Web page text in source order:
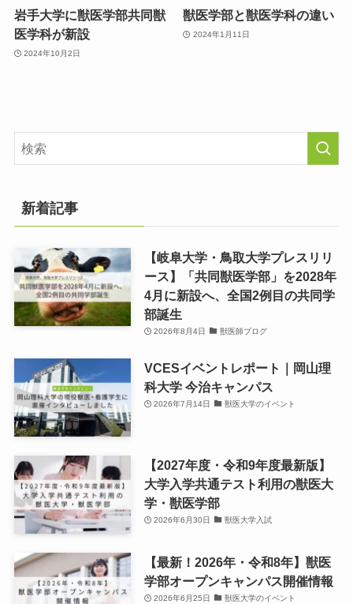
岩手大学に獣医学部共同獣
医学科が新設
2024年10月2日
獣医学部と獣医学科の違い
2024年1月11日
新着記事
【岐阜大学・鳥取大学プレスリリ
ース】「共同獣医学部」を2028年
4月に新設へ、全国2例目の共同学
部誕生
2026年8月4日 獣医師ブログ
VCESイベントレポート｜岡山理
科大学 今治キャンパス
2026年7月14日 獣医大学のイベント
【2027年度・令和9年度最新版】
大学入学共通テスト利用の獣医大
学・獣医学部
2026年6月30日 獣医大学入試
【最新！2026年・令和8年】獣医
学部オープンキャンパス開催情報
2026年6月25日 獣医大学のイベント